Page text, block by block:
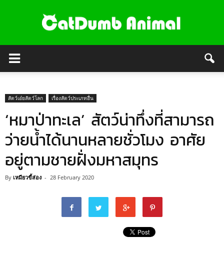
สัตว์เอ๋ยสัตว์โลก เรื่องสัตว์ประเภทอื่น
‘หมาป่าทะเล’ สัตว์น่าทึ่งที่สามารถ
ว่ายน้ำได้นานหลายชั่วโมง อาศัย
อยู่ตามชายฝั่งมหาสมุทร
By เหมียวขี้ส่อง - 28 February 2020